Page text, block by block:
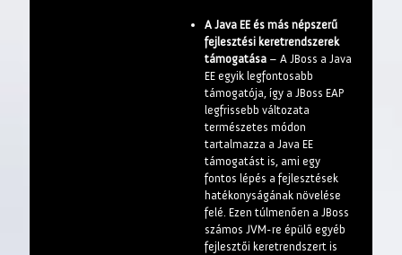
A Java EE és más népszerű
fejlesztési keretrendszerek
támogatása – A JBoss a Java
EE egyik legfontosabb
támogatója, így a JBoss EAP
legfrissebb változata
természetes módon
tartalmazza a Java EE
támogatást is, ami egy
fontos lépés a fejlesztések
hatékonyságának növelése
felé. Ezen túlmenően a JBoss
számos JVM-re épülő egyéb
fejlesztői keretrendszert is